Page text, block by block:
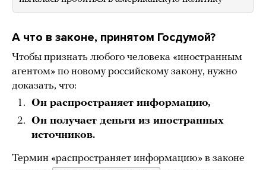
А что в законе, принятом Госдумой?
Чтобы признать любого человека «иностранным
агентом» по новому российскому закону, нужно
доказать, что:
Он распространяет информацию,
Он получает деньги из иностранных
источников.
Термин «распространяет информацию» в законе